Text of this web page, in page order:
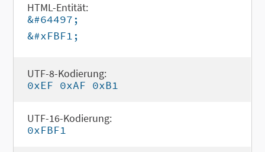
HTML-Entität:
&#64497;
&#xFBF1;
UTF-8-Kodierung:
0xEF 0xAF 0xB1
UTF-16-Kodierung:
0xFBF1